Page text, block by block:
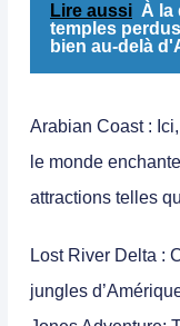
Lire aussi À la
temples
bien au-delà
Arabian Coast: Ici,
le monde
attractions telles
Lost River Delta :
jungles